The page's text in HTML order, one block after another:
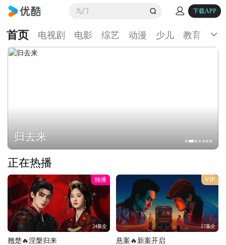
九门 下载APP
首页 电视剧 电影 综艺 动漫 少儿 教育 生
归去来
正在热播
独播
24集全
翘楚🔥涅槃归来
VIP
17集全
悬案🔥新案开启